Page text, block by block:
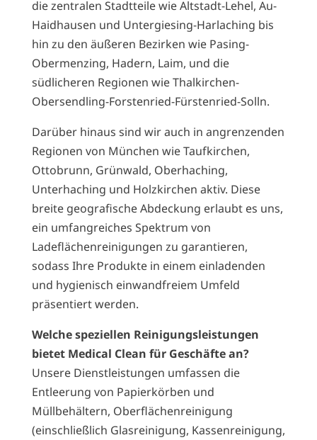
die zentralen Stadtteile wie Altstadt-Lehel, Au-
Haidhausen und Untergiesing-Harlaching bis
hin zu den äußeren Bezirken wie Pasing-
Obermenzing, Hadern, Laim, und die
südlicheren Regionen wie Thalkirchen-
Obersendling-Forstenried-Fürstenried-Solln.
Darüber hinaus sind wir auch in angrenzenden
Regionen von München wie Taufkirchen,
Ottobrunn, Grünwald, Oberhaching,
Unterhaching und Holzkirchen aktiv. Diese
breite geografische Abdeckung erlaubt es uns,
ein umfangreiches Spektrum von
Ladeflächenreinigungen zu garantieren,
sodass Ihre Produkte in einem einladenden
und hygienisch einwandfreiem Umfeld
präsentiert werden.
Welche speziellen Reinigungsleistungen
bietet Medical Clean für Geschäfte an?
Unsere Dienstleistungen umfassen die
Entleerung von Papierkörben und
Müllbehältern, Oberflächenreinigung
(einschließlich Glasreinigung, Kassenreinigung,